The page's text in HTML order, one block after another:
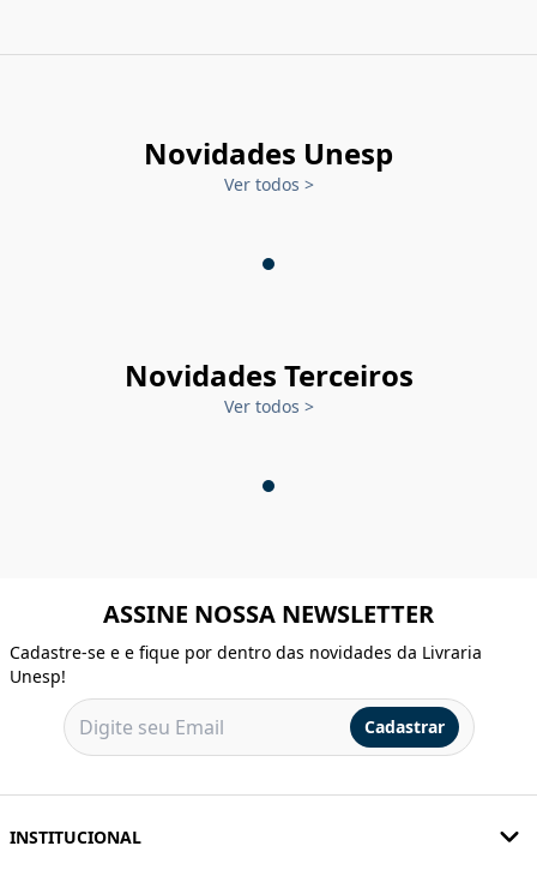
Novidades Unesp
Ver todos >
Novidades Terceiros
Ver todos >
ASSINE NOSSA NEWSLETTER
Cadastre-se e e fique por dentro das novidades da Livraria
Unesp!
Cadastrar
INSTITUCIONAL